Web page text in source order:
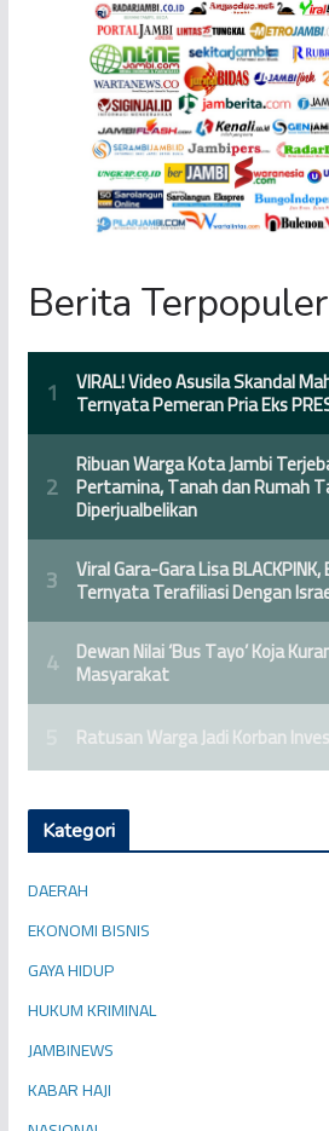
Berita Terpopuler
Kategori
DAERAH
EKONOMI BISNIS
GAYA HIDUP
HUKUM KRIMINAL
JAMBINEWS
KABAR HAJI